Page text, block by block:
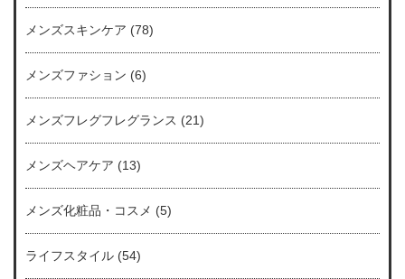
メンズスキンケア (78)
メンズファション (6)
メンズフレグフレグランス (21)
メンズヘアケア (13)
メンズ化粧品・コスメ (5)
ライフスタイル (54)